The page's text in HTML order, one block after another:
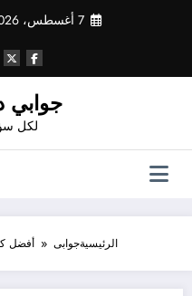
7 أغسطس، 2026
لكل
الرئيسيةجوابى أفضل